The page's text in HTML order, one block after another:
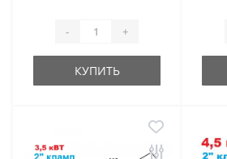
- +
КУПИТЬ